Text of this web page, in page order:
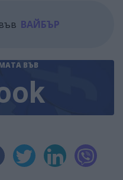
ВАЙБЪР
ВЪВ